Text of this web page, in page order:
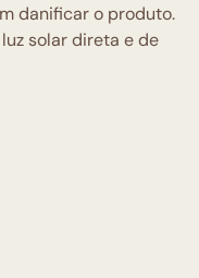
danificar o produto.
solar direta e de